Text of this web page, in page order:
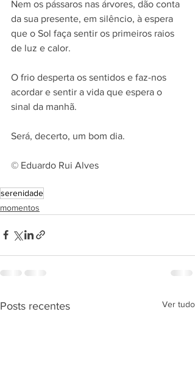
Nem os pássaros nas árvores, dão conta
da sua presente, em silêncio, à espera
que o Sol faça sentir os primeiros raios
de luz e calor.
O frio desperta os sentidos e faz-nos
acordar e sentir a vida que espera o
sinal da manhã.
Será, decerto, um bom dia.
© Eduardo Rui Alves
serenidade
momentos
Posts recentes Ver tudo